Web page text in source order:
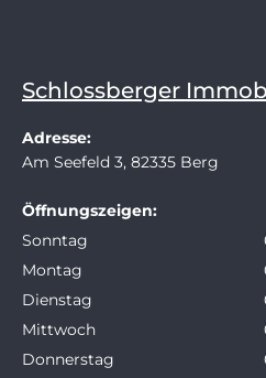
Schlossberger
Adresse:
Am Seefeld 3, 82335 Berg
Öffnungszeigen:
Sonntag
Montag
Dienstag
Mittwoch
Donnerstag